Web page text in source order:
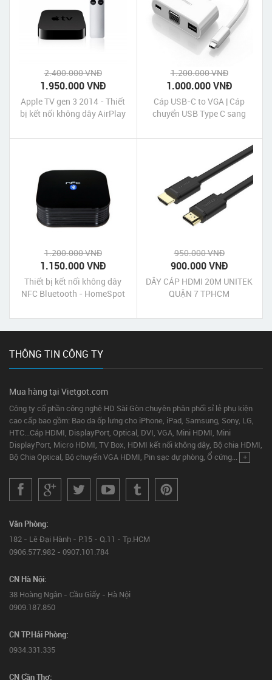
2.400.000 VNĐ
1.950.000 VNĐ
Apple TV gen 3 2014 - Thiết
bị kết nối không dây AirPlay
chiếu
1.200.000 VNĐ
1.000.000 VNĐ
Cáp USB-C to VGA | Cáp
chuyển USB Type C sang
1.200.000 VNĐ
1.150.000 VNĐ
Thiết bị kết nối không dây
NFC Bluetooth - HomeSpot
Audio Receiver
950.000 VNĐ
900.000 VNĐ
DÂY CÁP HDMI 20M UNITEK
QUẬN 7 TPHCM
THÔNG TIN CÔNG TY
Mua hàng tại Vietgot.com
Công ty cổ phần công nghệ HD Sài Gòn chuyên phân phối sỉ lẻ phụ kiện
cao cấp bao gồm: Bao da ốp lưng cho iPhone, iPad, Samsung, Sony, LG,
HTC...Cáp HDMI, DisplayPort, Optical, DVI, VGA, Mini HDMI, Mini
DisplayPort, Micro HDMI, TV Box, HDMI kết nối không dây, Bộ chia HDMI,
Bộ Chia Optical, Bộ chuyển VGA HDMI, Pin sạc dự phòng, Ổ cứng...
+
Văn Phòng:
182 - Lê Đại Hành - P.15 - Q.11 - Tp.HCM
0906.577.982 - 0907.101.784
CN Hà Nội:
38 Hoàng Ngân - Cầu Giấy - Hà Nội
0909.187.850
CN TP.Hải Phòng:
0934.331.335
CN Cần Thơ: